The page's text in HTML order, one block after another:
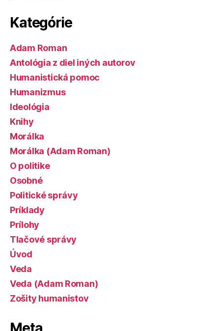
Kategórie
Adam Roman
Antológia z diel iných autorov
Humanistická pomoc
Humanizmus
Ideológia
Knihy
Morálka
Morálka (Adam Roman)
O politike
Osobné
Politické správy
Príklady
Prílohy
Tlačové správy
Úvod
Veda
Veda (Adam Roman)
Zošity humanistov